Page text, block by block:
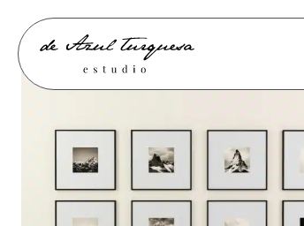
contenido